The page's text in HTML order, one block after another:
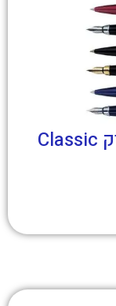
עטי X-pen מסדרת קלאסיק Classic